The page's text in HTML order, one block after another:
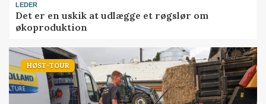
LEDER
Det er en uskik at udlægge et røgslør om
økoproduktion
HØST-TOUR